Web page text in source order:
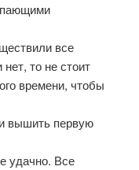
все
то не стоит
времени, чтобы
вышить первую
удачно. Все